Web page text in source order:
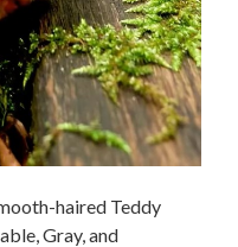
haired Teddy
Gray, and